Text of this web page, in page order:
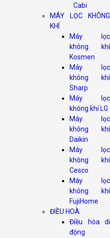
Cabi
MÁY LỌC KHÔNG
KHÍ
Máy lọc
không khí
Kosmen
Máy lọc
không khí
Sharp
Máy lọc
không khí LG
Máy lọc
không khí
Daikin
Máy lọc
không khí
Cesco
Máy lọc
không khí
FujiHome
ĐIỀU HOÀ
Điều hòa di
động